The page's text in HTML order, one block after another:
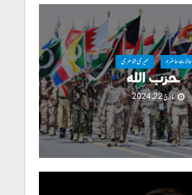
حالاتِ حاضرہ میری شاعری
حزب اللہ
مارچ 22, 2024